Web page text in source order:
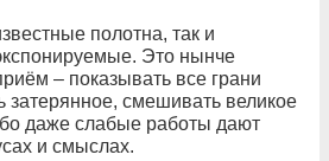
полотна, так и
Это нынче
– показывать все грани
затерянное, смешивать великое
даже слабые работы дают
и смыслах.